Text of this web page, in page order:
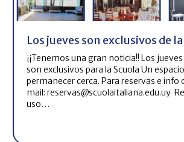
Los jueves son exclusivos de
¡¡Tenemos una gran noticia!! Los
son exclusivos para la Scuola Un
permanecer cerca. Para reservas e info
mail: reservas@scuolaitaliana.edu.uy
uso…